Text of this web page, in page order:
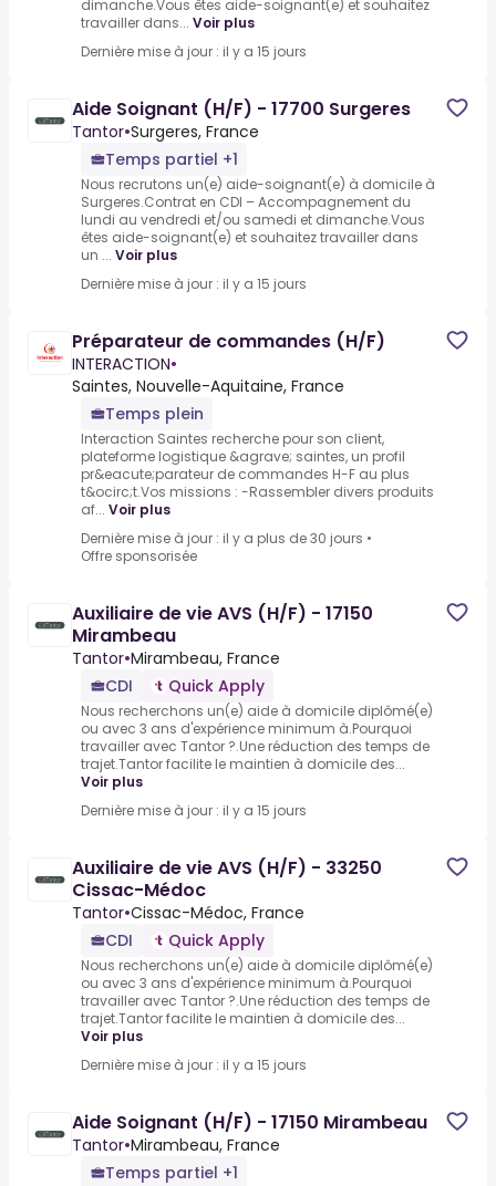
dimanche.Vous êtes aide-soignant(e) et souhaitez
travailler dans... Voir plus
Dernière mise à jour : il y a 15 jours
Aide Soignant (H/F) - 17700 Surgeres
Tantor•Surgeres, France
Temps partiel +1
Nous recrutons un(e) aide-soignant(e) à domicile à
Surgeres.Contrat en CDI – Accompagnement du
lundi au vendredi et/ou samedi et dimanche.Vous
êtes aide-soignant(e) et souhaitez travailler dans
un ... Voir plus
Dernière mise à jour : il y a 15 jours
Préparateur de commandes (H/F)
INTERACTION•
Saintes, Nouvelle-Aquitaine, France
Temps plein
Interaction Saintes recherche pour son client,
plateforme logistique &agrave; saintes, un profil
pr&eacute;parateur de commandes H-F au plus
t&ocirc;t.Vos missions : -Rassembler divers produits
af... Voir plus
Dernière mise à jour : il y a plus de 30 jours •
Offre sponsorisée
Auxiliaire de vie AVS (H/F) - 17150
Mirambeau
Tantor•Mirambeau, France
CDI
Quick Apply
Nous recherchons un(e) aide à domicile diplômé(e)
ou avec 3 ans d'expérience minimum à.Pourquoi
travailler avec Tantor ?.Une réduction des temps de
trajet.Tantor facilite le maintien à domicile des...
Voir plus
Dernière mise à jour : il y a 15 jours
Auxiliaire de vie AVS (H/F) - 33250
Cissac-Médoc
Tantor•Cissac-Médoc, France
CDI
Quick Apply
Nous recherchons un(e) aide à domicile diplômé(e)
ou avec 3 ans d'expérience minimum à.Pourquoi
travailler avec Tantor ?.Une réduction des temps de
trajet.Tantor facilite le maintien à domicile des...
Voir plus
Dernière mise à jour : il y a 15 jours
Aide Soignant (H/F) - 17150 Mirambeau
Tantor•Mirambeau, France
Temps partiel +1